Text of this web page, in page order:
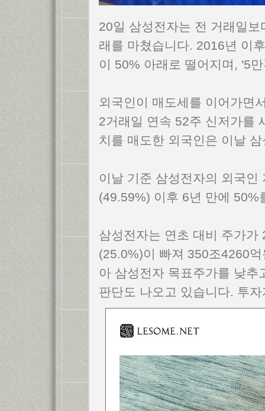
20일 삼성전자는 전 거래일
래를 마쳤습니다. 2016년 이
이 50% 아래로 떨어지며, '5
외국인이 매도세를 이어가면
2거래일 연속 52주 신저가를
치를 매도한 외국인은 이날
이날 기준 삼성전자의 외국
(49.59%) 이후 6년 만에 50%
삼성전자는 연초 대비 주가
(25.0%)이 빠져 350조4260
아 삼성전자 목표주가를 낮
판단도 나오고 있습니다. 투